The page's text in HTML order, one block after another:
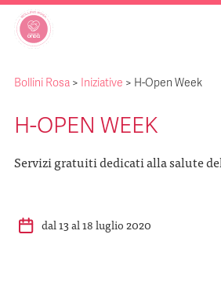
OSPEDALI BOLLINO ROSA
Bollini Rosa > Iniziative > H-Open Week
H-OPEN WEEK
Servizi gratuiti dedicati alla salute
dal 13 al 18 luglio 2020